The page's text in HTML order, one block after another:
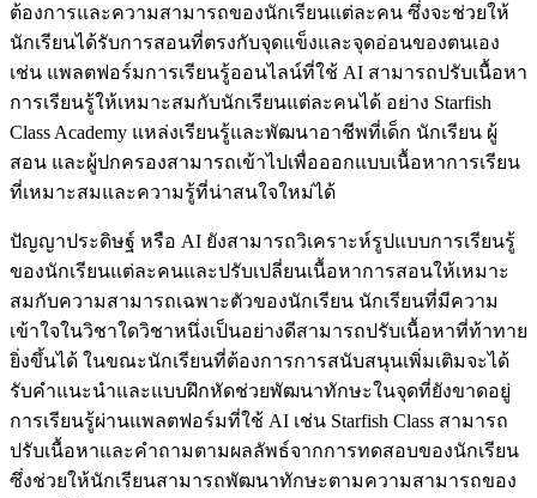
ต้องการและความสามารถของนักเรียนแต่ละคน ซึ่งจะช่วยให้
นักเรียนได้รับการสอนที่ตรงกับจุดแข็งและจุดอ่อนของตนเอง
เช่น แพลตฟอร์มการเรียนรู้ออนไลน์ที่ใช้ AI สามารถปรับเนื้อหา
การเรียนรู้ให้เหมาะสมกับนักเรียนแต่ละคนได้ อย่าง Starfish
Class Academy แหล่งเรียนรู้และพัฒนาอาชีพที่เด็ก นักเรียน ผู้
สอน และผู้ปกครองสามารถเข้าไปเพื่อออกแบบเนื้อหาการเรียน
ที่เหมาะสมและความรู้ที่น่าสนใจใหม่ได้
ปัญญาประดิษฐ์ หรือ AI ยังสามารถวิเคราะห์รูปแบบการเรียนรู้
ของนักเรียนแต่ละคนและปรับเปลี่ยนเนื้อหาการสอนให้เหมาะ
สมกับความสามารถเฉพาะตัวของนักเรียน นักเรียนที่มีความ
เข้าใจในวิชาใดวิชาหนึ่งเป็นอย่างดีสามารถปรับเนื้อหาที่ท้าทาย
ยิ่งขึ้นได้ ในขณะนักเรียนที่ต้องการการสนับสนุนเพิ่มเติมจะได้
รับคำแนะนำและแบบฝึกหัดช่วยพัฒนาทักษะในจุดที่ยังขาดอยู่
การเรียนรู้ผ่านแพลตฟอร์มที่ใช้ AI เช่น Starfish Class สามารถ
ปรับเนื้อหาและคำถามตามผลลัพธ์จากการทดสอบของนักเรียน
ซึ่งช่วยให้นักเรียนสามารถพัฒนาทักษะตามความสามารถของ